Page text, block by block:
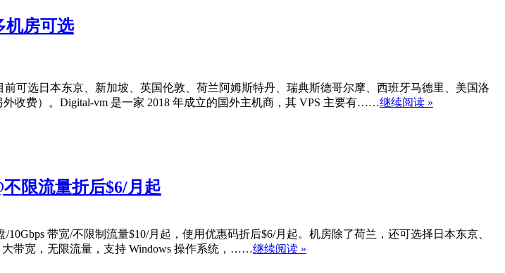
机房可选
可选日本东京、新加坡、英国伦敦、荷兰阿姆斯特丹、瑞典斯德哥尔摩、西班牙马德里、美国洛
收费）。Digital-vm 是一家 2018 年成立的国外主机商，其 VPS 主要有……继续阅读 »
限流量折后$6/月起
带宽/不限制流量$10/月起，使用优惠码折后$6/月起。机房除了荷兰，还可选择日本东京、
带宽，无限流量，支持 Windows 操作系统，……继续阅读 »